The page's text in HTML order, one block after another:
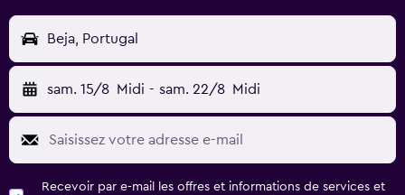
Beja, Portugal
sam. 15/8 Midi - sam. 22/8 Midi
Recevoir par e-mail les offres et informations de services et